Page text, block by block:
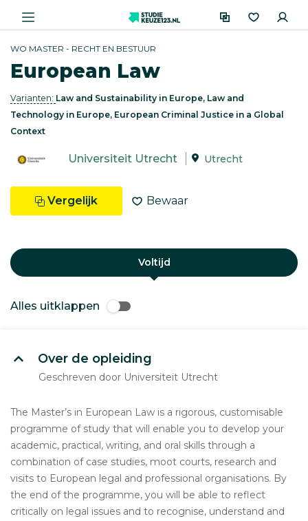
WO MASTER - RECHT EN BESTUUR
European Law
Varianten: Law and Sustainability in Europe, Law and
Technology in Europe, European Criminal Justice in a Global
Context
Universiteit Utrecht Utrecht
Vergelijk Bewaar
Voltijd
Alles uitklappen
Over de opleiding
Geschreven door Universiteit Utrecht
The Master’s in European Law is a rigorous, customisable
programme of study that will enable you to develop your
academic, practical, writing, and oral skills through a
combination of case studies, moot courts, research and
visits to European legal and professional organisations. By
the end of the programme, you will be able to reflect
critically on legal issues and to recognise, understand and